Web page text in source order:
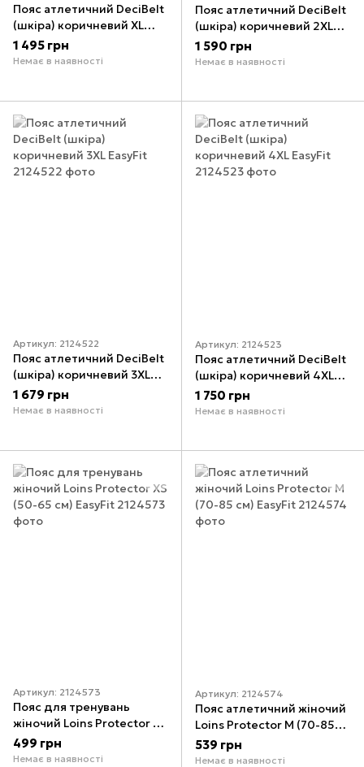
Пояс атлетичний DeciBelt
(шкіра) коричневий XL
EasyFit
1 495 грн
Немає в наявності
Пояс атлетичний DeciBelt
(шкіра) коричневий 2XL
EasyFit
1 590 грн
Немає в наявності
Артикул: 2124522
Пояс атлетичний DeciBelt
(шкіра) коричневий 3XL
EasyFit
1 679 грн
Немає в наявності
Артикул: 2124523
Пояс атлетичний DeciBelt
(шкіра) коричневий 4XL
EasyFit
1 750 грн
Немає в наявності
Артикул: 2124573
Пояс для тренувань
жіночий Loins Protector ХS
(50-65 см) EasyFit
499 грн
Немає в наявності
Артикул: 2124574
Пояс атлетичний жіночий
Loins Protector М (70-85
см) EasyFit
539 грн
Немає в наявності